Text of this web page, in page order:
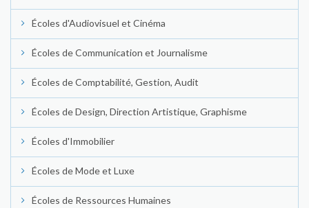
Écoles d'Audiovisuel et Cinéma
Écoles de Communication et Journalisme
Écoles de Comptabilité, Gestion, Audit
Écoles de Design, Direction Artistique, Graphisme
Écoles d'Immobilier
Écoles de Mode et Luxe
Écoles de Ressources Humaines